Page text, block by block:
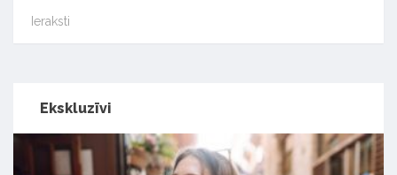
Ieraksti
Ekskluzīvi